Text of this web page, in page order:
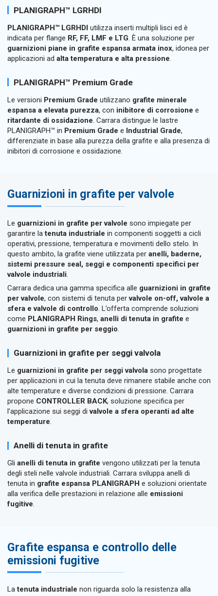
PLANIGRAPH™ LGRHDI
PLANIGRAPH™ LGRHDI utilizza inserti multipli lisci ed è
indicata per flange RF, FF, LMF e LTG. È una soluzione per
guarnizioni piane in grafite espansa armata inox, idonea per
applicazioni ad alta temperatura e alta pressione.
PLANIGRAPH™ Premium Grade
Le versioni Premium Grade utilizzano grafite minerale
espansa a elevata purezza, con inibitore di corrosione e
ritardante di ossidazione. Carrara distingue le lastre
PLANIGRAPH™ in Premium Grade e Industrial Grade,
differenziate in base alla purezza della grafite e alla presenza di
inibitori di corrosione e ossidazione.
Guarnizioni in grafite per valvole
Le guarnizioni in grafite per valvole sono impiegate per
garantire latenuta industriale in componenti soggetti a cicli
operativi, pressione, temperatura e movimenti dello stelo. In
questo ambito, la grafite viene utilizzata per anelli, baderne,
sistemi pressure seal, seggi e componenti specifici per
valvole industriali.
Carrara dedica una gamma specifica alle guarnizioni in grafite
per valvole, con sistemi di tenuta pervalvole on-off, valvole a
sfera e valvole di controllo. L’offerta comprende soluzioni
come PLANIGRAPH Rings, anelli di tenuta in grafite e
guarnizioni in grafite per seggio.
Guarnizioni in grafite per seggi valvola
Le guarnizioni in grafite per seggi valvola sono progettate
per applicazioni in cui la tenuta deve rimanere stabile anche con
alte temperature e diverse condizioni di pressione. Carrara
propone CONTROLLER BACK, soluzione specifica per
l’applicazione sui seggi divalvole a sfera operanti ad alte
temperature.
Anelli di tenuta in grafite
Gli anelli di tenuta in grafite vengono utilizzati per la tenuta
degli steli nelle valvole industriali. Carrara sviluppa anelli di
tenuta in grafite espansa PLANIGRAPH e soluzioni orientate
alla verifica delle prestazioni in relazione alle emissioni
fugitive.
Grafite espansa e controllo delle
emissioni fugitive
Latenuta industriale non riguarda solo la resistenza alla